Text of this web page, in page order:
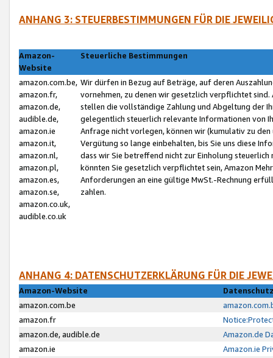
ANHANG 3: STEUERBESTIMMUNGEN FÜR DIE
Amazon-
Website
Steuerliche Bestimmungen
amazon.com.be,
amazon.fr,
amazon.de,
audible.de,
amazon.ie
amazon.it,
amazon.nl,
amazon.pl,
amazon.es,
amazon.se,
amazon.co.uk,
audible.co.uk
Wir dürfen in Bezug auf Beträge, auf deren
vornehmen, zu denen wir gesetzlich verpflichtet
stellen die vollständige Zahlung und Abgeltung der
gelegentlich steuerlich relevante Informationen von
Anfrage nicht vorlegen, können wir (kumulativ zu
Vergütung so lange einbehalten, bis Sie uns diese
dass wir Sie betreffend nicht zur Einholung
könnten Sie gesetzlich verpflichtet sein, Amazon
Anforderungen an eine gültige MwSt.-Rechnung
zahlen.
ANHANG 4: DATENSCHUTZERKLÄRUNG FÜR DIE
Amazon-Website
amazon.com.be
amazon.fr
amazon.de, audible.de
Amazon.de
amazon.ie
Amazon.ie